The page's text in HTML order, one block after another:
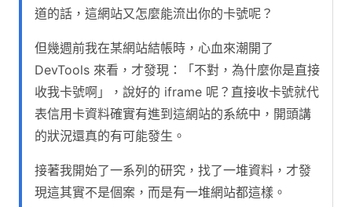
道的話，這網站又怎麼能流出你的卡號呢？
但幾週前我在某網站結帳時，心血來潮開了
DevTools 來看，才發現：「不對，為什麼你是直接
收我卡號啊」，說好的 iframe 呢？直接收卡號就代
表信用卡資料確實有進到這網站的系統中，開頭講
的狀況還真的有可能發生。
接著我開始了一系列的研究，找了一堆資料，才發
現這其實不是個案，而是有一堆網站都這樣。